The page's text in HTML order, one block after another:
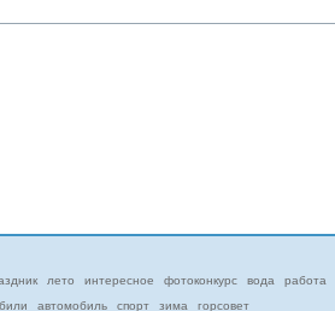
лето интересное фотоконкурс вода работа
автомобиль спорт зима горсовет